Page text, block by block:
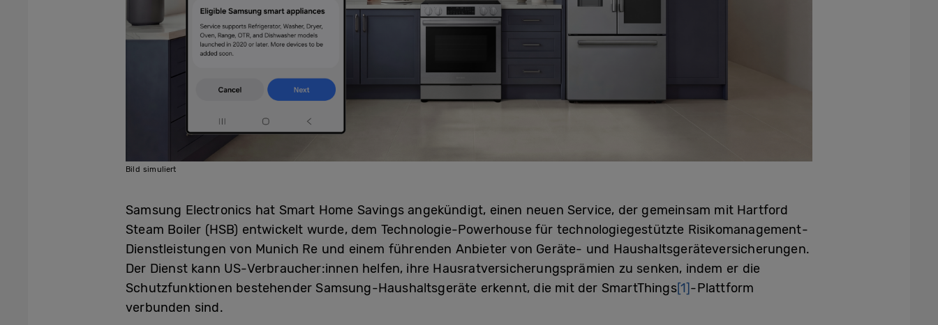
Bild simuliert
Samsung Electronics hat Smart Home Savings angekündigt, einen neuen Service, der gemeinsam mit Hartford
Steam Boiler (HSB) entwickelt wurde, dem Technologie-Powerhouse für technologiegestützte Risikomanagement-
Dienstleistungen von Munich Re und einem führenden Anbieter von Geräte- und Haushaltsgeräteversicherungen.
Der Dienst kann US-Verbraucher:innen helfen, ihre Hausratversicherungsprämien zu senken, indem er die
Schutzfunktionen bestehender Samsung-Haushaltsgeräte erkennt, die mit der SmartThings[1]-Plattform
verbunden sind.